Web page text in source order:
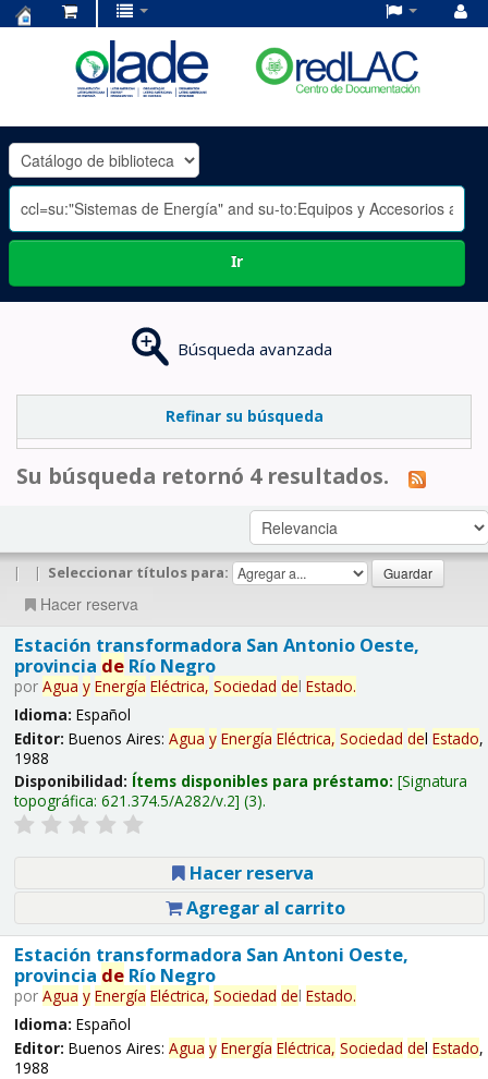
OLADE
-
Ir
Búsqueda avanzada
Refinar su búsqueda
Su búsqueda retornó 4 resultados.
| | Seleccionar títulos para:
Hacer reserva
Estación transformadora San Antonio Oeste,
provincia deRío Negro
por Agua y Energía Eléctrica, Sociedad del Estado.
Idioma: Español
Editor: Buenos Aires: Agua y Energía Eléctrica, Sociedad del Estado,
1988
Disponibilidad: Ítems disponibles para préstamo: Signatura
topográfica: 621.374.5/A282/v.2 (3).
Hacer reserva
Agregar al carrito
Estación transformadora San Antoni Oeste,
provincia deRío Negro
por Agua y Energía Eléctrica, Sociedad del Estado.
Idioma: Español
Editor: Buenos Aires: Agua y Energía Eléctrica, Sociedad del Estado,
1988